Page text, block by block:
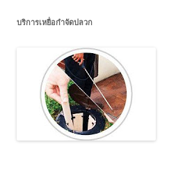
บริการเหยื่อกำจัดปลวก